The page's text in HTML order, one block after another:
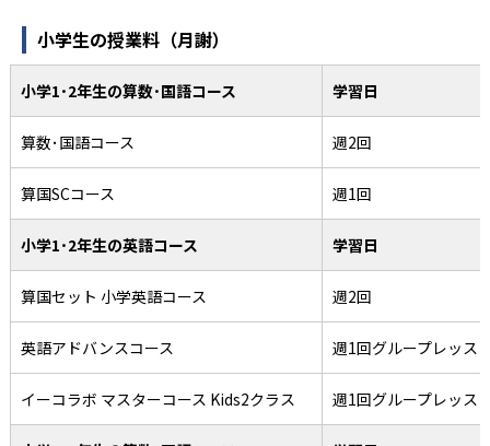
小学生の授業料（月謝）
小学1･2年生の算数･国語コース 学習日
算数･国語コース 週2回
算国SCコース 週1回
小学1･2年生の英語コース 学習日
算国セット 小学英語コース 週2回
英語アドバンスコース 週1回グループレッス
イーコラボ マスターコース Kids2クラス 週1回グループレッス